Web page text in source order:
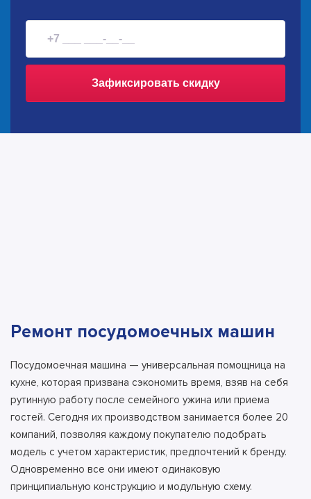
Зафиксировать скидку
Ремонт посудомоечных машин
Посудомоечная машина — универсальная помощница на
кухне, которая призвана сэкономить время, взяв на себя
рутинную работу после семейного ужина или приема
гостей. Сегодня их производством занимается более 20
компаний, позволяя каждому покупателю подобрать
модель с учетом характеристик, предпочтений к бренду.
Одновременно все они имеют одинаковую
принципиальную конструкцию и модульную схему.